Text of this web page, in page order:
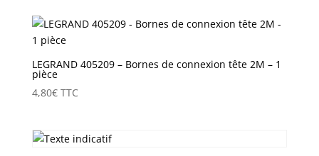
LEGRAND 405209 – Bornes de connexion tête 2M – 1
pièce
4,80€ TTC